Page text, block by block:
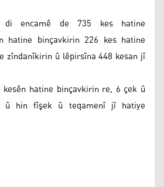
di encamê de 735 kes hatine
hatine binçavkirin 226 kes hatine
zîndanîkirin û lêpirsîna 448 kesan jî
hatine binçavkirin re, 6 çek û
û hin fîşek û teqamenî jî hatiye